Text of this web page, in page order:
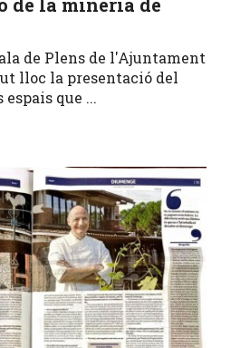
de la mineria de
de Plens de l'Ajuntament
lloc la presentació del
que ...